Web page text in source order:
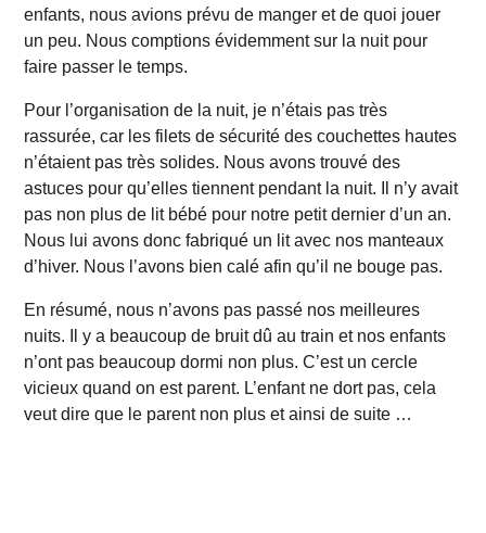
enfants, nous avions prévu de manger et de quoi jouer
un peu. Nous comptions évidemment sur la nuit pour
faire passer le temps.
Pour l’organisation de la nuit, je n’étais pas très
rassurée, car les filets de sécurité des couchettes hautes
n’étaient pas très solides. Nous avons trouvé des
astuces pour qu’elles tiennent pendant la nuit. Il n’y avait
pas non plus de lit bébé pour notre petit dernier d’un an.
Nous lui avons donc fabriqué un lit avec nos manteaux
d’hiver. Nous l’avons bien calé afin qu’il ne bouge pas.
En résumé, nous n’avons pas passé nos meilleures
nuits. Il y a beaucoup de bruit dû au train et nos enfants
n’ont pas beaucoup dormi non plus. C’est un cercle
vicieux quand on est parent. L’enfant ne dort pas, cela
veut dire que le parent non plus et ainsi de suite …